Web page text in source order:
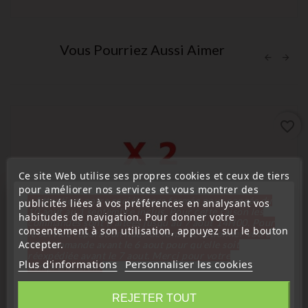
Vous Pourriez Aussi Aimer
( 4,6/5) sur91 note(s)
Ce site Web utilise ses propres cookies et ceux de tiers
pour améliorer nos services et vous montrer des
publicités liées à vos préférences en analysant vos
habitudes de navigation. Pour donner votre
consentement à son utilisation, appuyez sur le bouton
Accepter.
Plus d'informations Personnaliser les cookies
REJETER TOUT
« Attention, notre société sera fermée pour congés du
10 aout au 1 septembre inclus. Pour cette raison les
commandes sont traitées jusqu'au 7 aout 14H00. Pour
le service réparation nous devons réceptionner votre
télécommande avant le 6 aout pour qu'elle soit
compréhension»
Fermer